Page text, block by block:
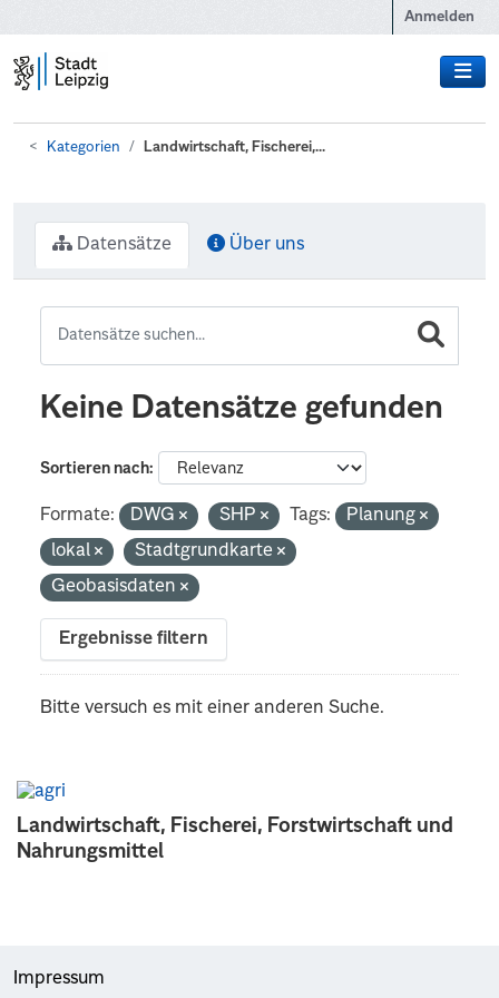
Anmelden
Kategorien Landwirtschaft, Fischerei,...
Landwirtschaft, Fischerei, Forstwirtschaft und
Nahrungsmittel
Datensätze Über uns
Keine Datensätze gefunden
Sortieren nach
Formate: DWG SHP Tags:
Planung
lokal
Stadtgrundkarte
Geobasisdaten
Ergebnisse filtern
Bitte versuch es mit einer anderen Suche.
Impressum